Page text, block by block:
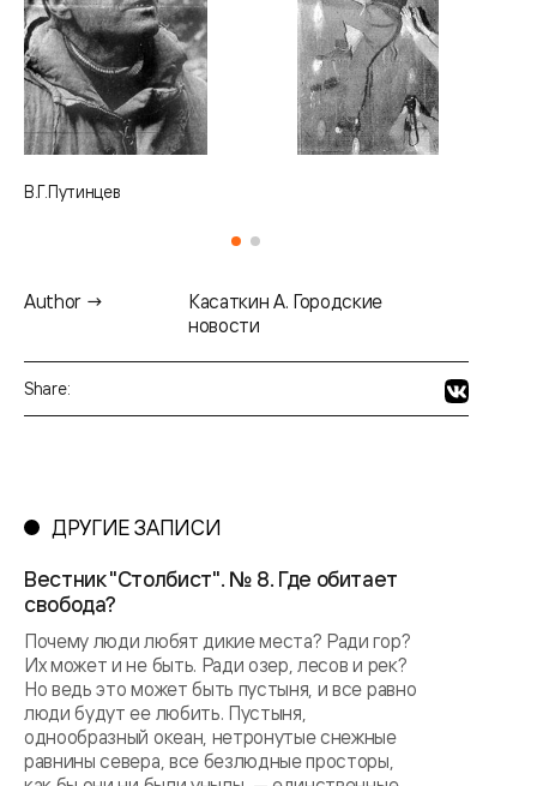
В.Г.Путинцев
Author →
Касаткин А. Городские
новости
Share:
ДРУГИЕ ЗАПИСИ
Вестник "Столбист". № 8. Где обитает
свобода?
Почему люди любят дикие места? Ради гор?
Их может и не быть. Ради озер, лесов и рек?
Но ведь это может быть пустыня, и все равно
люди будут ее любить. Пустыня,
однообразный океан, нетронутые снежные
равнины севера, все безлюдные просторы,